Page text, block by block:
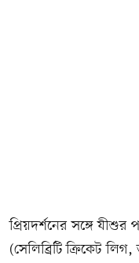
প্রিয়দর্শনের সঙ্গে
(সেলিব্রিটি ক্রিকেট